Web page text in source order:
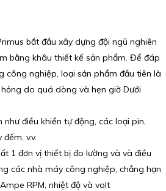
bắt đầu xây dựng đội ngũ nghiên
bằng khâu thiết kế sản phẩm. Để đáp
công nghiệp, loại sản phẩm đầu tiên là
do quá dòng và hẹn giờ Dưới
như điều khiển tự động, các loại pin,
v.v.
1 đơn vị thiết bị đo lường và và điều
các nhà máy công nghiệp, chẳng hạn
RPM, nhiệt độ và volt